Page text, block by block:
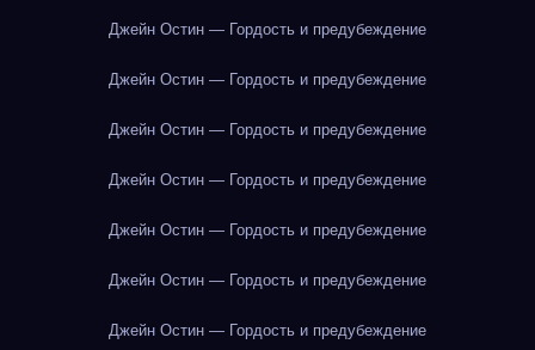
Джейн Остин — Гордость и предубеждение
Джейн Остин — Гордость и предубеждение
Джейн Остин — Гордость и предубеждение
Джейн Остин — Гордость и предубеждение
Джейн Остин — Гордость и предубеждение
Джейн Остин — Гордость и предубеждение
Джейн Остин — Гордость и предубеждение